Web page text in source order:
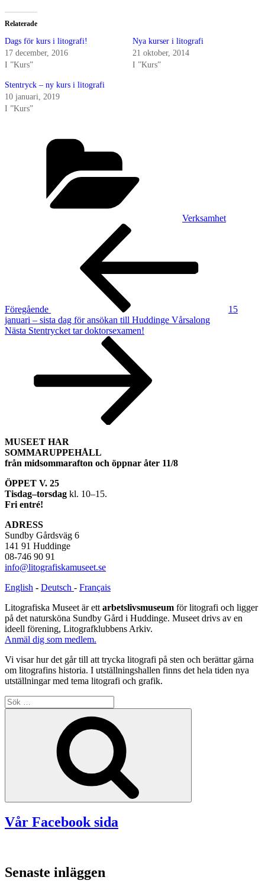
Relaterade
Dags för kurs i litografi!
17 december, 2016
I ”Kurs”
Nya kurser i litografi
21 oktober, 2014
I ”Kurs”
Stentryck – ny kurs i litografi
10 januari, 2019
I ”Kurs”
Verksamhet
Inläggsnavigering
Föregående
15
januari – sista dag för ansökan till Huddinge Vårsalong
Nästa
Nästa Stentrycket tar doktorsexamen!
MUSEET HAR
SOMMARUPPEHÅLL
från midsommarafton och öppnar åter 11/8
ÖPPET V. 25
Tisdag–torsdag kl. 10–15.
Fri entré!
ADRESS
Sundby Gårdsväg 6
141 91 Huddinge
08-746 90 91
info@litografiskamuseet.se
English - Deutsch - Français
Litografiska Museet är ett arbetslivsmuseum för litografi och ligger
på det natursköna Sundby Gård i Huddinge. Museet drivs av en
ideell förening, Litografklubbens Arkiv.
Anmäl dig som medlem.
Vi visar hur det går till att trycka litografi på sten och berättar gärna
om litografins historia. I utställningshallen finns det hela tiden nya
utställningar med tema litografi och grafik.
Sök
efter:
Vår Facebook sida
Senaste inläggen